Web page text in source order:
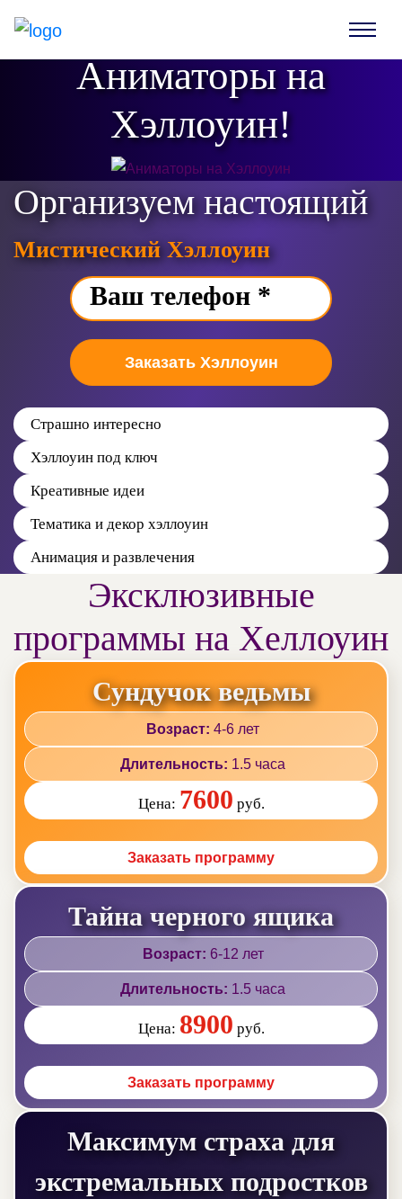
Аниматоры на
Хэллоуин!
Организуем настоящий
Мистический Хэллоуин
Заказать Хэллоуин
Страшно интересно
Хэллоуин под ключ
Креативные идеи
Тематика и декор хэллоуин
Анимация и развлечения
Эксклюзивные
программы на Хеллоуин
Сундучок ведьмы
Возраст: 4-6 лет
Длительность: 1.5 часа
Цена: 7600 руб.
Заказать программу
Тайна черного ящика
Возраст: 6-12 лет
Длительность: 1.5 часа
Цена: 8900 руб.
Заказать программу
Максимум страха для
экстремальных подростков